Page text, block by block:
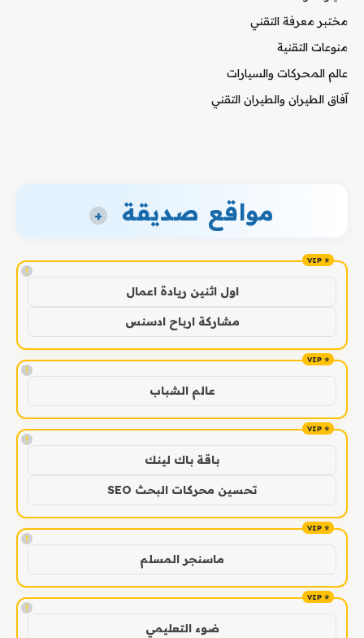
مختبر معرفة التقني
منوعات التقنية
عالم المحركات والسيارات
آفاق الطيران والطيران التقني
مواقع صديقة +
!
اول اثنين ريادة اعمال
مشاركة ارباح ادسنس
!
عالم الشباب
!
باقة باك لينك
تحسين محركات البحث SEO
!
ماسنجر المسلم
!
ضوء التعليمي